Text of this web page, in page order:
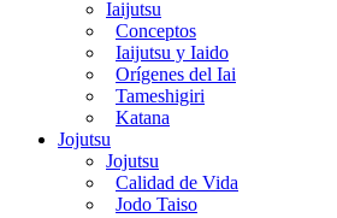
Iaijutsu
Conceptos
Iaijutsu y Iaido
Orígenes del Iai
Tameshigiri
Katana
Jojutsu
Jojutsu
Calidad de Vida
Jodo Taiso